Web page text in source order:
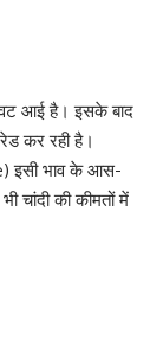
आई है। इसके बाद
कर रही है।
इसी भाव के आस-
चांदी की कीमतों में